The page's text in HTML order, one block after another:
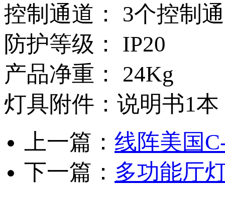
控制通道： 3个控制
防护等级： IP20
产品净重： 24Kg
灯具附件：说明书1
上一篇： 线阵美国
下一篇： 多功能厅